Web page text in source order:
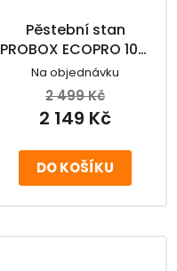
Pěstební stan
PROBOX ECOPRO 100,
100x100x200cm
Na objednávku
DO KOŠÍKU
2 149 Kč
2 499 Kč